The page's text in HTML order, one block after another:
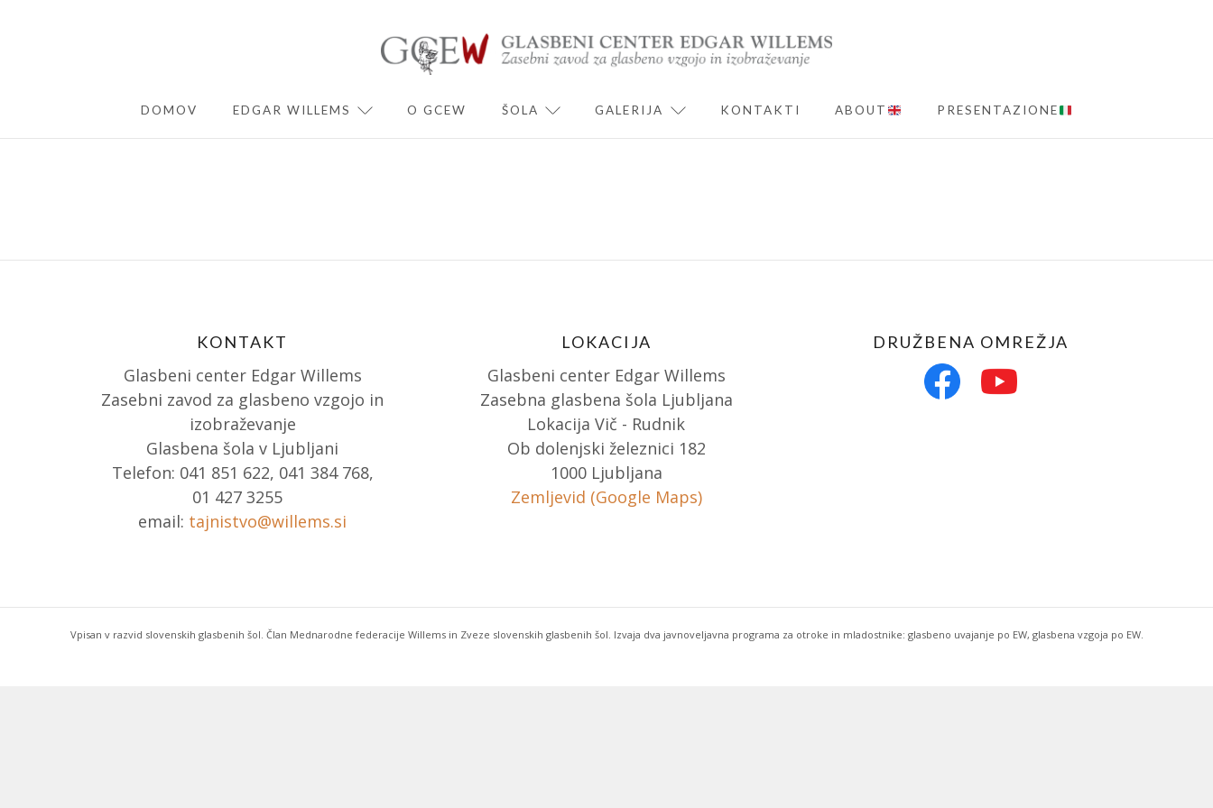
DOMOV EDGAR WILLEMS EXPAND CHILD MENU
O GCEW ŠOLA EXPAND CHILD MENU
GALERIJA EXPAND CHILD MENU
KONTAKTI ABOUT PRESENTAZIONE
KONTAKT
Glasbeni center Edgar Willems
Zasebni zavod za glasbeno vzgojo in
izobraževanje
Glasbena šola v Ljubljani
Telefon: 041 851 622, 041 384 768,
01 427 3255
email: tajnistvo@willems.si
LOKACIJA
Glasbeni center Edgar Willems
Zasebna glasbena šola Ljubljana
Lokacija Vič - Rudnik
Ob dolenjski železnici 182
1000 Ljubljana
Zemljevid (Google Maps)
DRUŽBENA OMREŽJA
Vpisan v razvid slovenskih glasbenih šol. Član Mednarodne federacije Willems in Zveze slovenskih glasbenih šol. Izvaja dva javnoveljavna programa za otroke in mladostnike: glasbeno uvajanje po EW, glasbena vzgoja po EW.